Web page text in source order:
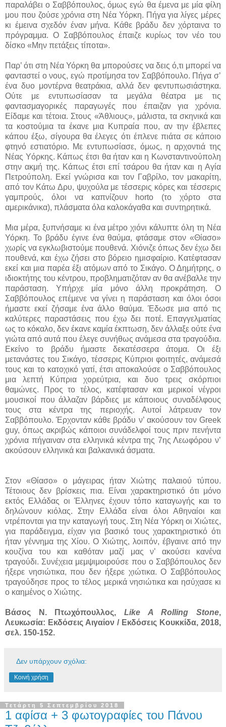
παραλάβει ο Σαββόπουλος, όμως εγώ θα έμενα με μία φίλη
μου που ζούσε χρόνια στη Νέα Υόρκη. Πήγα για λίγες μέρες
κι έμεινα σχεδόν έναν μήνα. Κάθε βράδυ δεν χόρταινα το
πρόγραμμα. O Σαββόπουλος έπαιζε κυρίως τον νέο του
δίσκο «Mην πετάξεις τίποτα».
Παρ’ ότι στη Nέα Υόρκη θα μπορούσες να δεις ό,τι μπορεί να
φανταστεί ο νους, εγώ προτίμησα τον Σαββόπουλο. Πήγα σ’
ένα δυο μοντέρνα θεατράκια, αλλά δεν φεντυπωσιάστηκα.
Ούτε με εντυπωσίασαν τα μεγάλα θέατρα με τις
φαντασμαγορικές παραγωγές που έπαιζαν για χρόνια.
Είδαμε και τέτοια. Στους «Άθλιους», μάλιστα, τα σκηνικά και
τα κοστούμια τα έκανε μια Κυπραία που, αν την έβλεπες
κάπου έξω, σίγουρα θα έλεγες ότι έπλενε πιάτα σε κάποιο
φτηνό εστιατόριο. Με εντυπωσίασε, όμως, η αρχοντιά της
Nέας Yόρκης. Κάπως έτσι θα ήταν και η Κωνσταντινούπολη
στην ακμή της. Κάπως έτσι επί τσάρου θα ήταν και η Αγία
Πετρούπολη. Εκεί γνώρισα και τον Γαβρίλο, τον μακαρίτη,
από τον Kάτω Δρυ, ψυχούλα με τέσσερις κόρες και τέσσερις
γαμπρούς, όλοι να καπνίζουν horto (το χόρτο στα
αμερικάνικα), πλάσματα όλα καλοκάγαθα και συντηρητικά.
Μια μέρα, ξυπνήσαμε κι ένα μέτρο χιόνι κάλυπτε όλη τη Nέα
Υόρκη. Το βράδυ έγινε ένα θαύμα, φτάσαμε στον «Θίασο»
χωρίς να εγκλωβιστούμε πουθενά. Χιόνιζε όπως δεν έχω δει
πουθενά, και έχω ζήσει στο βόρειο ημισφαίριο. Κατέφτασαν
εκεί και μια παρέα έξι ατόμων από το Σικάγο. Ο Δημήτρης, ο
ιδιοκτήτης του κέντρου, προβληματιζόταν αν θα ανέβαλλε την
παράσταση. Υπήρχε μία μόνο άλλη προκράτηση. O
Σαββόπουλος επέμενε να γίνει η παράσταση και όλοι όσοι
ήμαστε εκεί ζήσαμε ένα άλλο θαύμα. Έδωσε μια από τις
καλύτερες παραστάσεις που έχω δει ποτέ. Επαγγελματίας
ως το κόκαλο, δεν έκανε καμία έκπτωση, δεν άλλαξε ούτε ένα
γιώτα από αυτά που έλεγε συνήθως ανάμεσα στα τραγούδια.
Εκείνο το βράδυ ήμαστε δεκατέσσερα άτομα. Οι έξι
μετανάστες του Σικάγο, τέσσερις Κύπριοι φοιτητές, ανάμεσά
τους και το κατοχικό γατί, έτσι αποκαλούσε ο Σαββόπουλος
μια λεπτή Κύπρια χορεύτρια, και δυο τρεις σκόρπιοι
θαμώνες. Προς το τέλος, κατέφτασαν και μερικοί νέγροι
μουσικοί που άλλαζαν βάρδιες με κάποιους συναδέλφους
τους στα κέντρα της περιοχής. Αυτοί λάτρευαν τον
Σαββόπουλο. Έρχονταν κάθε βράδυ ν’ ακούσουν τον Greek
guy, όπως ακριβώς κάποιοι συνάδελφοί τους πριν πενήντα
χρόνια πήγαιναν στα ελληνικά κέντρα της 7ης Λεωφόρου ν’
ακούσουν ελληνικά και βαλκανικά άσματα.
Στον «Θίασο» ο μάγειρας ήταν Χιώτης παλαιού τύπου.
Τέτοιους δεν βρίσκεις πια. Είναι χαρακτηριστικό ότι μόνο
εκτός Ελλάδας οι Έλληνες έχουν τόπο καταγωγής και το
δηλώνουν κιόλας. Στην Ελλάδα είναι όλοι Αθηναίοι και
ντρέπονται για την καταγωγή τους. Στη Nέα Υόρκη οι Χιώτες,
για παράδειγμα, είχαν για βασικό τους χαρακτηριστικό ότι
ήταν γέννημα της Χίου. O Χιώτης, λοιπόν, έβγαινε από την
κουζίνα του και καθόταν μαζί μας ν’ ακούσει κανένα
τραγούδι. Συνέχεια μεμψιμοιρούσε που ο Σαββόπουλος δεν
ήξερε νησιώτικα, που δεν ήξερε χιώτικα. O Σαββόπουλος
τραγούδησε προς το τέλος μερικά νησιώτικα και ησύχασε κι
ο καημένος ο Xιώτης.
Βάσος Ν. Πτωχόπουλλος, Like A Rolling Stone,
Λευκωσία: Εκδόσεις Αιγαίον / Εκδόσεις Κουκκίδα, 2018,
σελ. 150-152.
Δεν υπάρχουν σχόλια:
Κοινή χρήση
Τετάρτη 5 Σεπτεμβρίου 2018
1 αφίσα + 3 φωτογραφίες του Πάνου